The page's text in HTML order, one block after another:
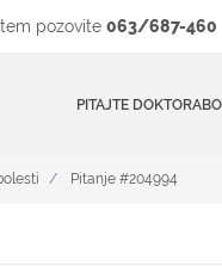
pozovite 063/687-460
PITAJTE DOKTORA
Pitanje #204994